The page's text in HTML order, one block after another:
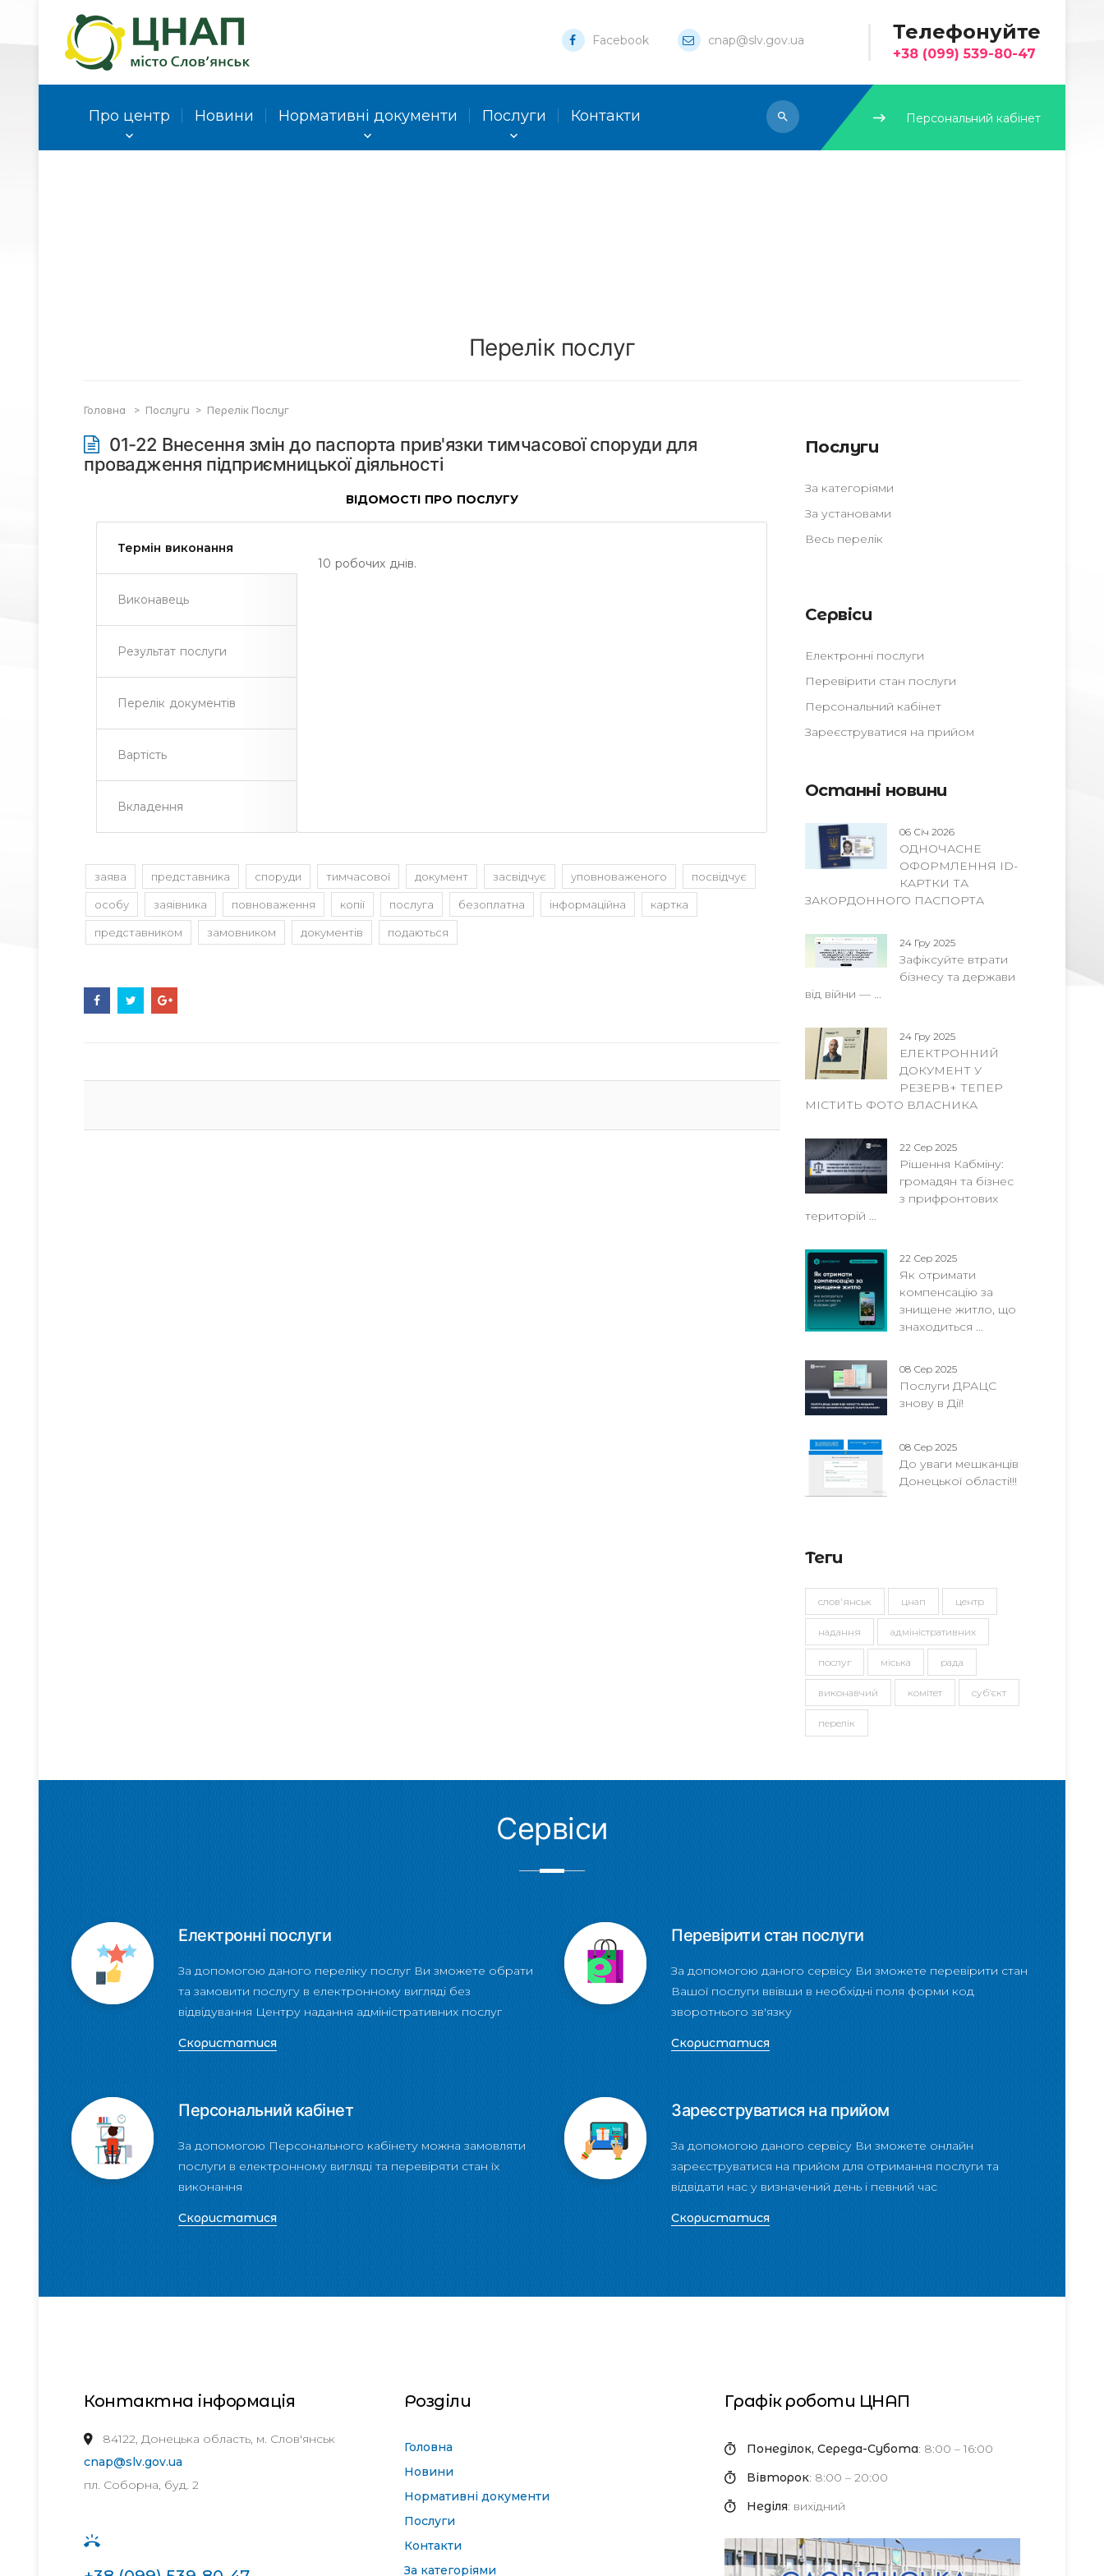
Facebook cnap@slv.gov.ua Телефонуйте
+38 (099) 539-80-47
Про центр Новини Нормативні документи Послуги Контакти Персональний кабінет
Перелік послуг
Головна > Послуги > Перелік Послуг
Послуги
За категоріями
За установами
Весь перелік
Сервіси
Електронні послуги
Перевірити стан послуги
Персональний кабінет
Зареєструватися на прийом
Останні новини
06 Січ 2026
ОДНОЧАСНЕ
ОФОРМЛЕННЯ ID-
КАРТКИ ТА
ЗАКОРДОННОГО ПАСПОРТА
24 Гру 2025
Зафіксуйте втрати
бізнесу та держави
від війни — ...
24 Гру 2025
ЕЛЕКТРОННИЙ
ДОКУМЕНТ У
РЕЗЕРВ+ ТЕПЕР
МІСТИТЬ ФОТО ВЛАСНИКА
22 Сер 2025
Рішення Кабміну:
громадян та бізнес
з прифронтових
територій ...
22 Сер 2025
Як отримати
компенсацію за
знищене житло, що
знаходиться ...
08 Сер 2025
Послуги ДРАЦС
знову в Дії!
08 Сер 2025
До уваги мешканців
Донецької області!!!
Теги
слов'янськ цнап центр
надання адміністративних
послуг міська рада
виконавчий комітет суб'єкт
перелік
01-22 Внесення змін до паспорта прив'язки тимчасової споруди для
провадження підприємницької діяльності
ВІДОМОСТІ ПРО ПОСЛУГУ
Термін виконання
Виконавець
Результат послуги
Перелік документів
Вартість
Вкладення
10 робочих днів.
заява представника споруди тимчасової документ засвідчує уповноваженого посвідчує
особу заяівника повноваження копії послуга безоплатна інформаційна картка
представником замовником документів подаються
Сервіси
Електронні послуги
За допомогою даного переліку послуг Ви зможете обрати
та замовити послугу в електронному вигляді без
відвідування Центру надання адміністративних послуг
Скористатися
Персональний кабінет
За допомогою Персонального кабінету можна замовляти
послуги в електронному вигляді та перевіряти стан їх
виконання
Скористатися
Перевірити стан послуги
За допомогою даного сервісу Ви зможете перевірити стан
Вашої послуги ввівши в необхідні поля форми код
зворотнього зв'язку
Скористатися
Зареєструватися на прийом
За допомогою даного сервісу Ви зможете онлайн
зареєструватися на прийом для отримання послуги та
відвідати нас у визначений день і певний час
Скористатися
Контактна інформація
84122, Донецька область, м. Слов'янськ
cnap@slv.gov.ua
пл. Соборна, буд. 2
Розділи
Головна
Новини
Нормативні документи
Послуги
Контакти
За категоріями
Графік роботи ЦНАП
Понеділок, Середа-Субота: 8:00 – 16:00
Вівторок: 8:00 – 20:00
Неділя: вихідний